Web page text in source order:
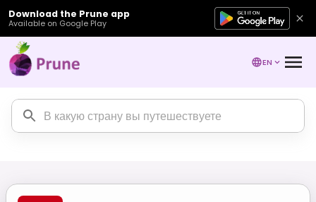
Download the Prune app
Available on Google Play
EN